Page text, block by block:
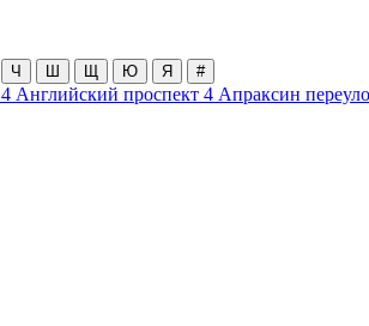
Ч Ш Щ Ю Я #
4 Английский проспект 4 Апраксин